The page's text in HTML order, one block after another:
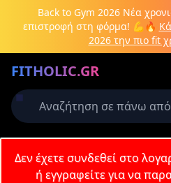
Μετάβαση στο κύριο
Back to Gym 2026Νέα
επιστροφή στη φόρμα! 💪🔥
2026 την πιο fit
FITHOLIC.GR
Πρωτεΐνες Pre-Workout
Δεν έχετε συνδεθεί στο
ή εγγραφείτε για να
Δημιουργήστε
Απαιτείται για την
Σύνδεση